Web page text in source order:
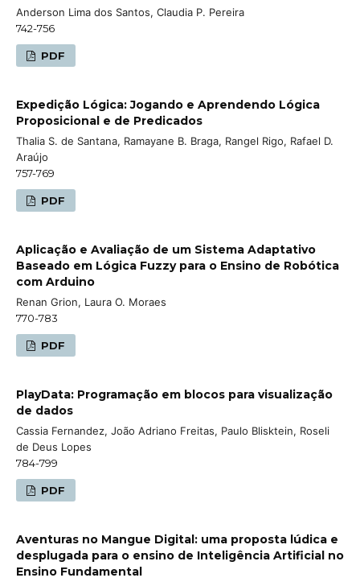
Anderson Lima dos Santos, Claudia P. Pereira
742-756
PDF
Expedição Lógica: Jogando e Aprendendo Lógica
Proposicional e de Predicados
Thalia S. de Santana, Ramayane B. Braga, Rangel Rigo, Rafael D.
Araújo
757-769
PDF
Aplicação e Avaliação de um Sistema Adaptativo
Baseado em Lógica Fuzzy para o Ensino de Robótica
com Arduino
Renan Grion, Laura O. Moraes
770-783
PDF
PlayData: Programação em blocos para visualização
de dados
Cassia Fernandez, João Adriano Freitas, Paulo Blisktein, Roseli
de Deus Lopes
784-799
PDF
Aventuras no Mangue Digital: uma proposta lúdica e
desplugada para o ensino de Inteligência Artificial no
Ensino Fundamental